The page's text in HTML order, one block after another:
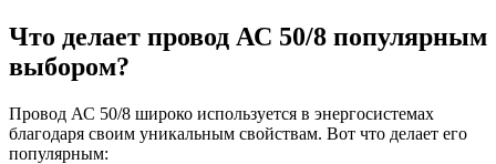
Что делает провод АС 50/8 популярным
выбором?
Провод АС 50/8 широко используется в энергосистемах
благодаря своим уникальным свойствам. Вот что делает его
популярным: